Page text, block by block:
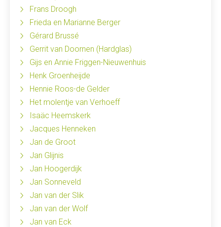
Frans Droogh
Frieda en Marianne Berger
Gérard Brussé
Gerrit van Doornen (Hardglas)
Gijs en Annie Friggen-Nieuwenhuis
Henk Groenheijde
Hennie Roos-de Gelder
Het molentje van Verhoeff
Isaäc Heemskerk
Jacques Henneken
Jan de Groot
Jan Glijnis
Jan Hoogerdijk
Jan Sonneveld
Jan van der Slik
Jan van der Wolf
Jan van Eck